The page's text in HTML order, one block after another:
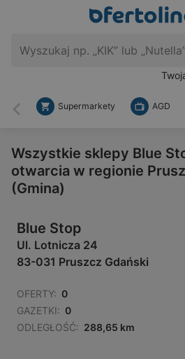
Wstecz
Supermarkety AGD
Wszystkie sklepy Blue
otwarcia w regionie
(Gmina)
Blue Stop
Ul. Lotnicza 24
83-031 Pruszcz Gdański
OFERTY: 0
GAZETKI: 0
ODLEGŁOŚĆ: 288,65 km